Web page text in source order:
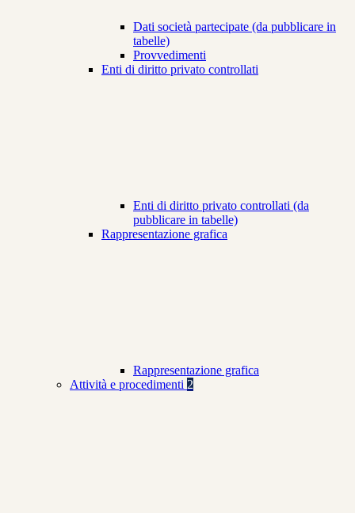
Dati società partecipate (da pubblicare in
tabelle)
Provvedimenti
Enti di diritto privato controllati
Enti di diritto privato controllati (da
pubblicare in tabelle)
Rappresentazione grafica
Rappresentazione grafica
Attività e procedimenti 2